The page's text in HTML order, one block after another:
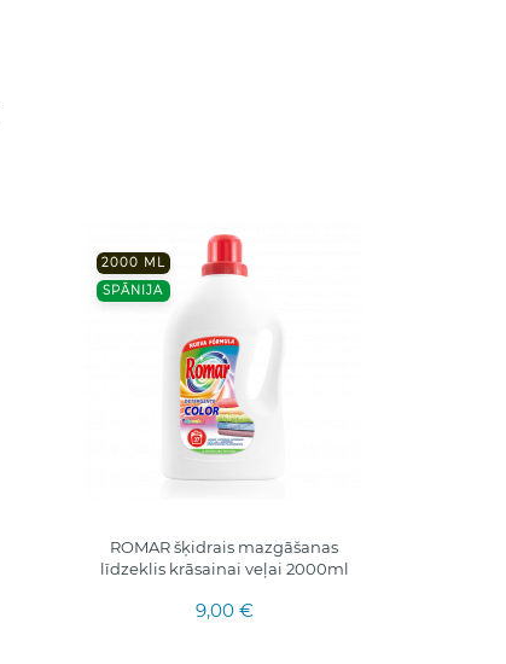
2000 ML
SPĀNIJA
ROMAR šķidrais mazgāšanas
līdzeklis krāsainai veļai 2000ml
9,00 €